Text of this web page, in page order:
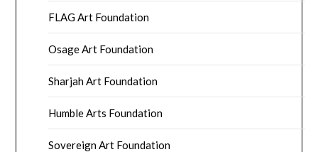
FLAG Art Foundation
Osage Art Foundation
Sharjah Art Foundation
Humble Arts Foundation
Sovereign Art Foundation